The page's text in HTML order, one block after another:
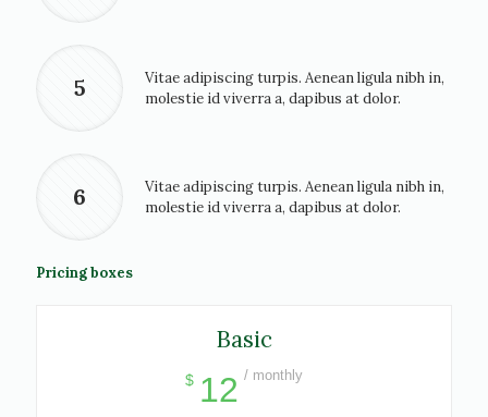
5
Vitae adipiscing turpis. Aenean ligula nibh in,
molestie id viverra a, dapibus at dolor.
6
Vitae adipiscing turpis. Aenean ligula nibh in,
molestie id viverra a, dapibus at dolor.
Pricing boxes
Basic
$ 12 / monthly